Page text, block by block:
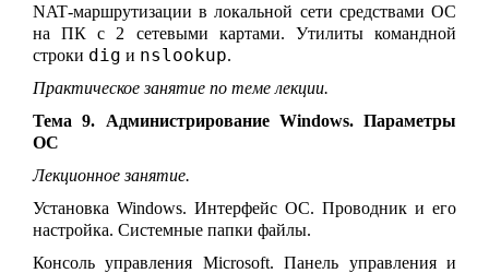
NAT-маршрутизации в локальной сети средствами ОС
на ПК с 2 сетевыми картами. Утилиты командной
строки dig и nslookup.
Практическое занятие по теме лекции.
Тема 9. Администрирование Windows. Параметры
ОС
Лекционное занятие.
Установка Windows. Интерфейс ОС. Проводник и его
настройка. Системные папки файлы.
Консоль управления Microsoft. Панель управления и